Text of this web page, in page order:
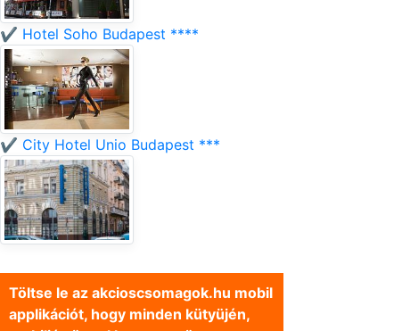
✔️ Hotel Soho Budapest ****
✔️ City Hotel Unio Budapest ***
Töltse le az akcioscsomagok.hu mobil
applikációt, hogy minden kütyüjén,